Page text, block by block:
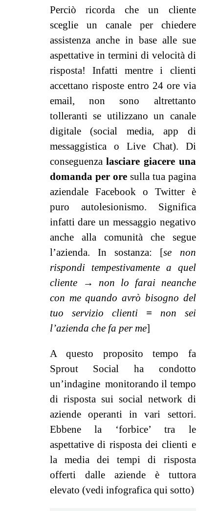
Perciò ricorda che un cliente
sceglie un canale per chiedere
assistenza anche in base alle sue
aspettative in termini di velocità di
risposta! Infatti mentre i clienti
accettano risposte entro 24 ore via
email, non sono altrettanto
tolleranti se utilizzano un canale
digitale (social media, app di
messaggistica o Live Chat). Di
conseguenzalasciare giacere una
domanda per oresulla tua pagina
aziendale Facebook o Twitter è
puro autolesionismo. Significa
infatti dare un messaggio negativo
anche alla comunità che segue
l’azienda. In sostanza: [se non
rispondi tempestivamente a quel
cliente
→
non lo farai neanche
con me quando avrò bisogno del
tuo servizio clienti = non sei
l’azienda che fa per me]
A questo proposito tempo fa
Sprout Social ha condotto
un’indagine monitorando il tempo
di risposta sui social network di
aziende operanti in vari settori.
Ebbene la ‘forbice’ tra le
aspettative di risposta dei clienti e
la media dei tempi di risposta
offerti dalle aziende è tuttora
elevato (vedi infografica qui sotto)